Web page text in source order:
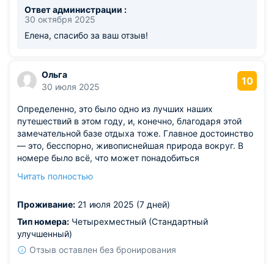
Ответ администрации :
30 октября 2025
Елена, спасибо за ваш отзыв!
Ольга
30 июля 2025
10
Определенно, это было одно из лучших наших
путешествий в этом году, и, конечно, благодаря этой
замечательной базе отдыха тоже. Главное достоинство
— это, бесспорно, живописнейшая природа вокруг. В
номере было всё, что может понадобиться
порадовало. Парились каждый вечер. Готовили
и духовку. Надеемся вернуться еще. Спасибо за такой
островок спокойствия!
Читать полностью
Проживание: 21 июля 2025 (7 дней)
Тип номера: Четырехместный (Стандартный
улучшенный)
Отзыв оставлен без бронирования